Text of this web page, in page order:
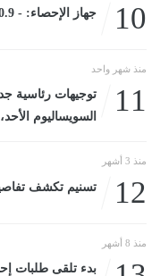
10 جهاز الإحصاء: - 0.9% معدل التضخم الشهرى لشهر يونيو 2026
منذ شهر واحد
11
توجيهات رئاسية
السويساليوم الأحد، 28 يونيو 2026 01:52 مـ
منذ 3 أشهر
12 تسنيم تكشف
منذ 8 أشهر